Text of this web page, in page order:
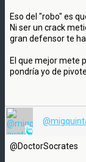
Eso del "robo" es
Ni ser un crack
gran defensor te
El que mejor mete
pondría yo de pivote.
@DoctorSocrates